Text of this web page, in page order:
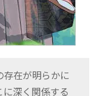
存在が明らかに
深く関係する